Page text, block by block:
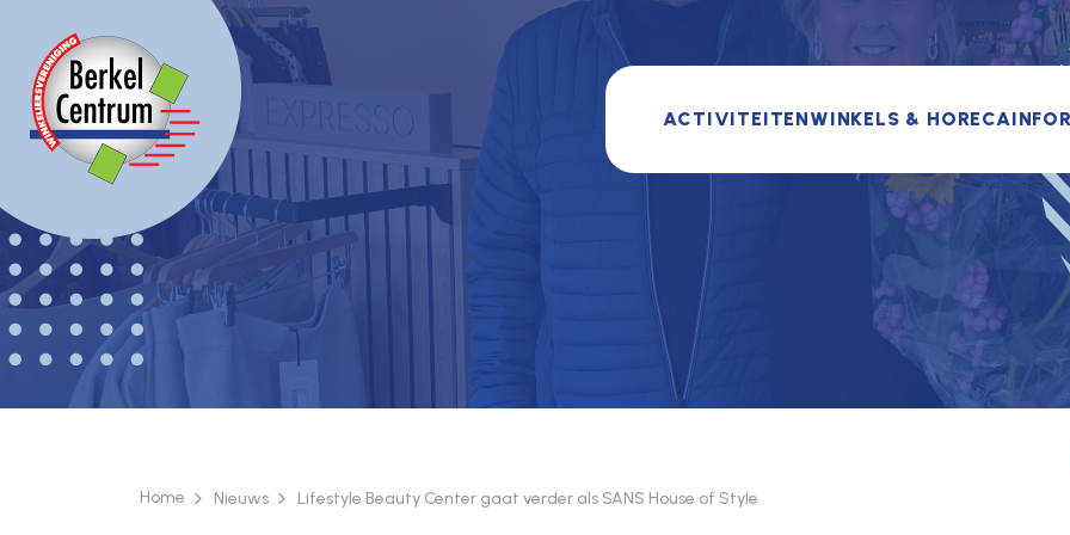
ACTIVITEITENWINKELS & HORECA
Home Nieuws Lifestyle Beauty Center gaat verder als SANS House of Style